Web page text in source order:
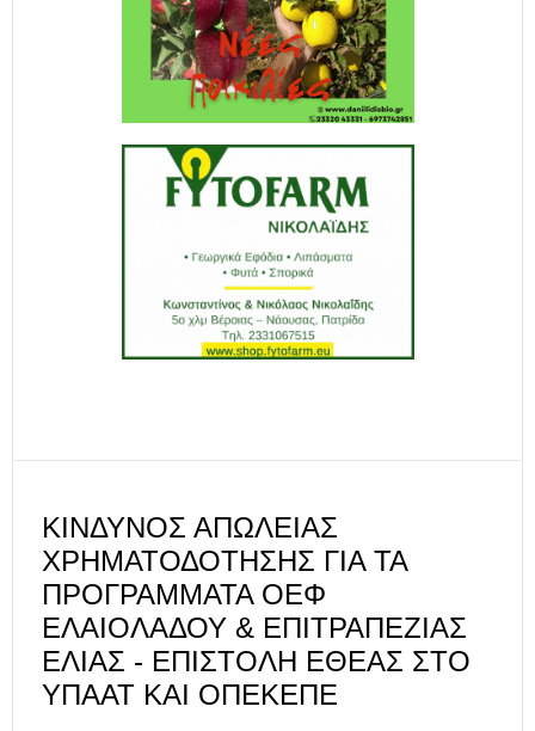
ΚΊΝΔΥΝΟΣ ΑΠΏΛΕΙΑΣ
ΧΡΗΜΑΤΟΔΌΤΗΣΗΣ ΓΙΑ ΤΑ
ΠΡΟΓΡΆΜΜΑΤΑ ΟΕΦ
ΕΛΑΙΌΛΑΔΟΥ & ΕΠΙΤΡΑΠΈΖΙΑΣ
ΕΛΙΆΣ - ΕΠΙΣΤΟΛΉ ΕΘΕΑΣ ΣΤΟ
ΥΠΑΑΤ ΚΑΙ ΟΠΕΚΕΠΕ